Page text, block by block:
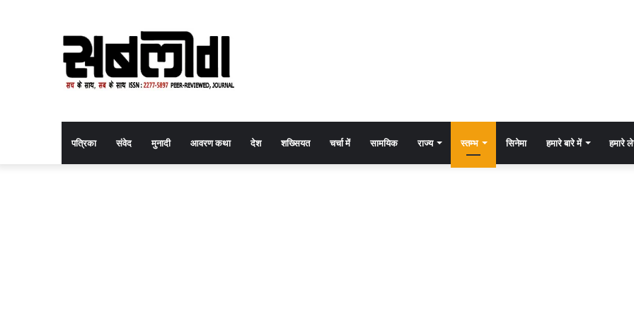
पत्रिका संवेद मुनादी आवरण कथा देश शख्सियत चर्चा में सामयिक राज्य स्तम्भ सिनेमा हमारे बारे में हमारे